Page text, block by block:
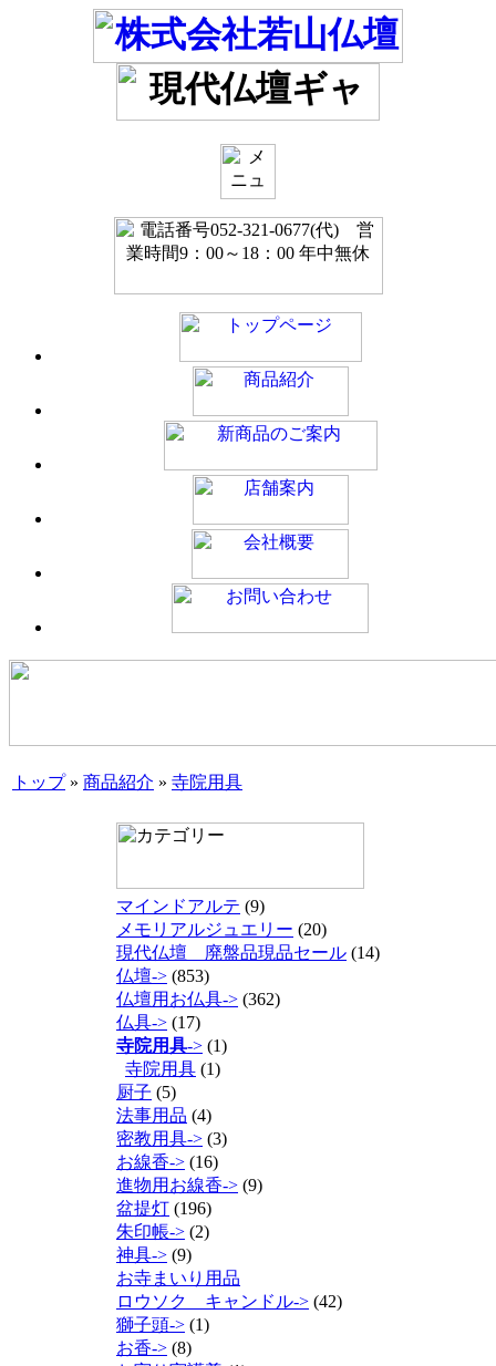
トップ» 商品紹介 » 寺院用具
マインドアルテ (9)
メモリアルジュエリー (20)
現代仏壇 廃盤品現品セール (14)
仏壇-> (853)
仏壇用お仏具-> (362)
仏具-> (17)
寺院用具-> (1)
寺院用具 (1)
厨子 (5)
法事用品 (4)
密教用具-> (3)
お線香-> (16)
進物用お線香-> (9)
盆提灯 (196)
朱印帳-> (2)
神具-> (9)
お寺まいり用品
ロウソク キャンドル-> (42)
獅子頭-> (1)
お香-> (8)